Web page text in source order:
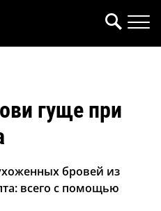
гуще при
бровей из
всего с помощью